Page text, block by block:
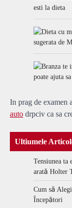
In prag de examen
auto drpciv ca sa
Ultiumele
Tensiunea ta
arată Holter
Cum să
Începători